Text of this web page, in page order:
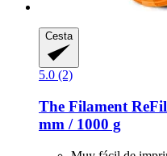
Cesta
5.0 (2)
The Filament
mm / 1000 g